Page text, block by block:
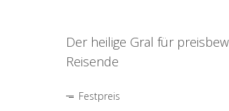
Der heilige Gral für
Reisende
Festpreis